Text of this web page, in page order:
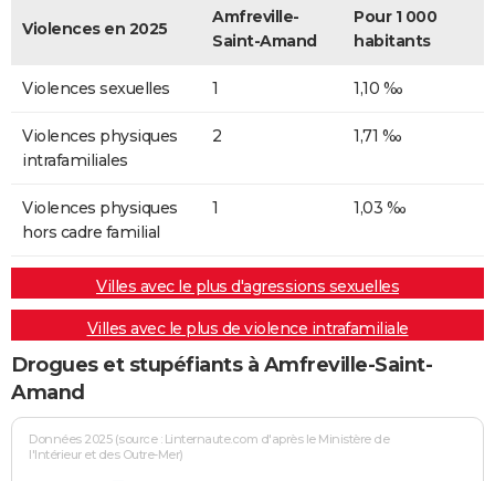
Violences en 2025
Amfreville-
Saint-Amand
Pour 1 000
habitants
Violences sexuelles 1 1,10 ‰
Violences physiques
intrafamiliales
2 1,71 ‰
Violences physiques
hors cadre familial
1 1,03 ‰
Villes avec le plus d'agressions sexuelles
Villes avec le plus de violence intrafamiliale
Drogues et stupéfiants à Amfreville-Saint-
Amand
Données 2025 (source : Linternaute.com d'après le Ministère de
l'Intérieur et des Outre-Mer)